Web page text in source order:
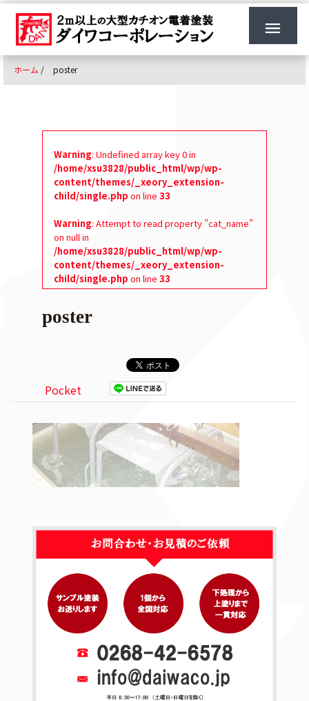
ホーム / poster
Warning: Undefined array key 0 in
/home/xsu3828/public_html/wp/wp-
content/themes/_xeory_extension-
child/single.php on line 33
Warning: Attempt to read property "cat_name"
on null in
/home/xsu3828/public_html/wp/wp-
content/themes/_xeory_extension-
child/single.php on line 33
poster
Pocket